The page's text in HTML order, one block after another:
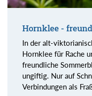
Hornklee -
In der alt-
Hornklee für Rache
freundliche
ungiftig. Nur auf
Verbindungen als